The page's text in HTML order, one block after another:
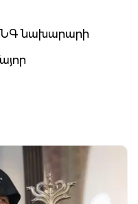
ՆԳ նախարարի